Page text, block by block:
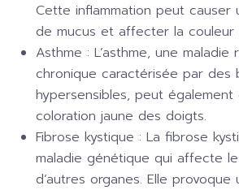
Cette inflammation peut causer
de mucus et affecter la couleur
Asthme : L’asthme, une maladie
chronique caractérisée par des
hypersensibles, peut
coloration jaune des doigts.
Fibrose kystique : La fibrose
maladie génétique qui affecte
d’autres organes. Elle provoque